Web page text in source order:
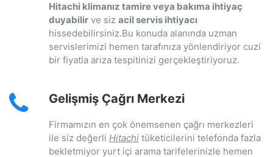
Hitachi klimanız tamire veya bakıma ihtiyaç
duyabilir ve siz acil servis ihtiyacı
hissedebilirsiniz.Bu konuda alanında uzman
servislerimizi hemen tarafınıza yönlendiriyor cuzi
bir fiyatla arıza tespitinizi gerçekleştiriyoruz.
Gelişmiş Çağrı Merkezi
Firmamızın en çok önemsenen çağrı merkezleri
ile siz değerli Hitachi tüketicilerini telefonda fazla
bekletmiyor yurt içi arama tarifelerinizle hemen